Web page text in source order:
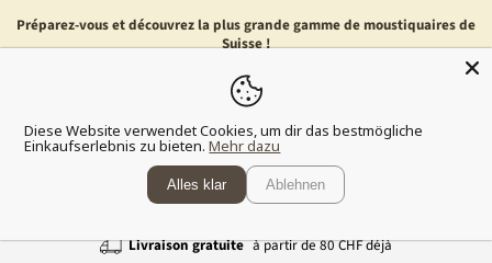
Préparez-vous et découvrez la plus grande gamme de moustiquaires de
Suisse !
Menu
Livraison gratuite à partir de 80 CHF déjà
Diese Website verwendet Cookies, um dir das bestmögliche
Einkaufserlebnis zu bieten. Mehr dazu
Alles klar Ablehnen